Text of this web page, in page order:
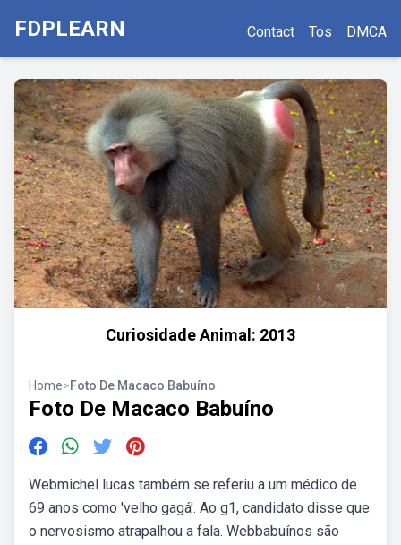
FDPLEARN Contact Tos DMCA
Curiosidade Animal: 2013
Home>Foto De Macaco Babuíno
Foto De Macaco Babuíno
Webmichel lucas também se referiu a um médico de
69 anos como 'velho gagá'. Ao g1, candidato disse que
o nervosismo atrapalhou a fala. Webbabuínos são